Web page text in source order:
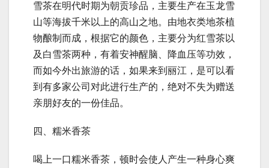
雪茶在明代时期为朝贡珍品，主要生产在玉龙雪
山等海拔千米以上的高山之地。由地衣类地茶植
物酿制而成，根据它的颜色，主要分为红雪茶以
及白雪茶两种，有着安神醒脑、降血压等功效，
而如今外出旅游的话，如果来到丽江，是可以看
到有多家公司对此进行生产的，绝对不失为赠送
亲朋好友的一份佳品。
四、糯米香茶
喝上一口糯米香茶，顿时会使人产生一种身心爽